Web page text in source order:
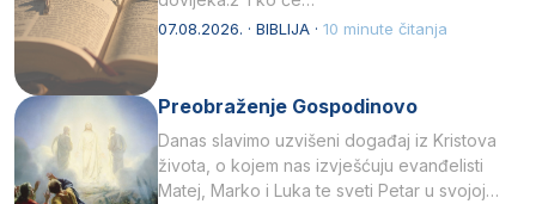
07.08.2026. · BIBLIJA · 10 minute čitanja
Preobraženje Gospodinovo
Danas slavimo uzvišeni događaj iz Kristova
života, o kojem nas izvješćuju evanđelisti
Matej, Marko i Luka te sveti Petar u svojoj